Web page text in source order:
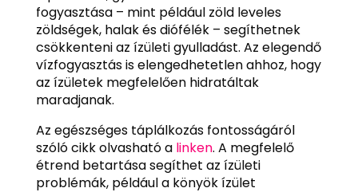
fogyasztása – mint például zöld leveles
zöldségek, halak és diófélék – segíthetnek
csökkenteni az ízületi gyulladást. Az elegendő
vízfogyasztás is elengedhetetlen ahhoz, hogy
az ízületek megfelelően hidratáltak
maradjanak.
Az egészséges táplálkozás fontosságáról
szóló cikk olvasható a linken. A megfelelő
étrend betartása segíthet az ízületi
problémák, például a könyök ízület